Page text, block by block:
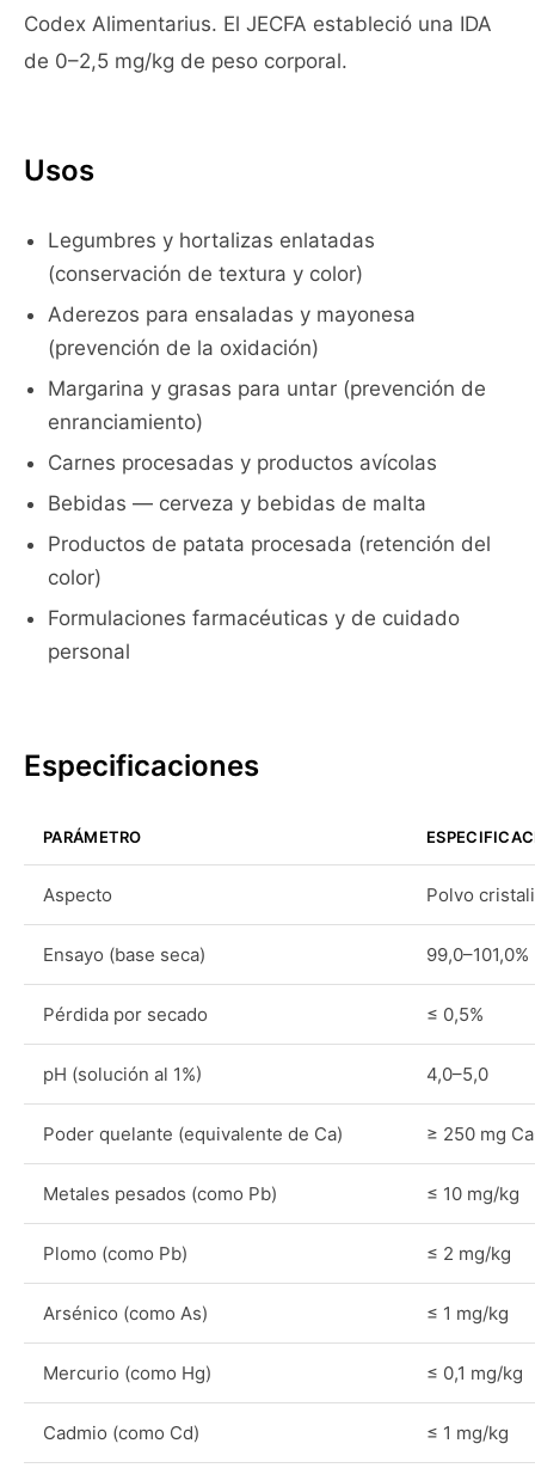
Codex Alimentarius. El JECFA estableció una IDA
de 0–2,5 mg/kg de peso corporal.
Usos
Legumbres y hortalizas enlatadas
(conservación de textura y color)
Aderezos para ensaladas y mayonesa
(prevención de la oxidación)
Margarina y grasas para untar (prevención de
enranciamiento)
Carnes procesadas y productos avícolas
Bebidas — cerveza y bebidas de malta
Productos de patata procesada (retención del
color)
Formulaciones farmacéuticas y de cuidado
personal
Especificaciones
PARÁMETRO
Aspecto Polvo
Ensayo (base seca) 99,0–101,0%
Pérdida por secado ≤ 0,5%
pH (solución al 1%) 4,0–5,0
Poder quelante (equivalente de Ca) ≥ 250 mg
Metales pesados (como Pb) ≤ 10 mg/kg
Plomo (como Pb) ≤ 2 mg/kg
Arsénico (como As) ≤ 1 mg/kg
Mercurio (como Hg) ≤ 0,1 mg/kg
Cadmio (como Cd) ≤ 1 mg/kg